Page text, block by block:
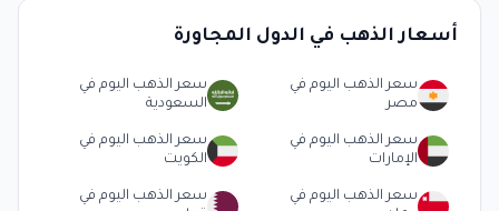
أسعار الذهب في الدول المجاورة
سعر الذهب اليوم في
مصر
سعر الذهب اليوم في
السعودية
سعر الذهب اليوم في
الإمارات
سعر الذهب اليوم في
الكويت
سعر الذهب اليوم في
سعر الذهب اليوم في